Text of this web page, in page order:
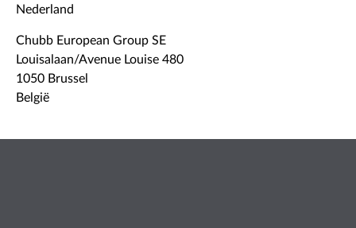
Nederland
Chubb European Group SE
Louisalaan/Avenue Louise 480
1050 Brussel
België